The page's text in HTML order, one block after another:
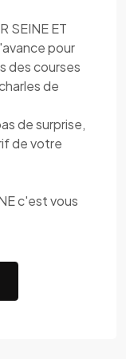
SEINE ET
pour
des courses
de
de surprise,
de votre
c'est vous